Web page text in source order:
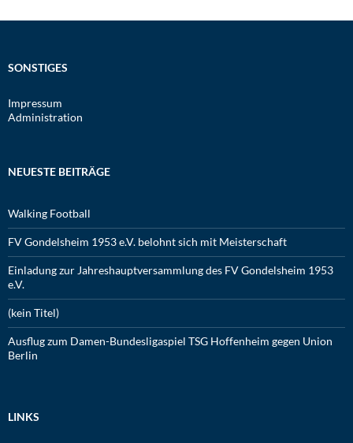
SONSTIGES
Impressum
Administration
NEUESTE BEITRÄGE
Walking Football
FV Gondelsheim 1953 e.V. belohnt sich mit Meisterschaft
Einladung zur Jahreshauptversammlung des FV Gondelsheim 1953
e.V.
(kein Titel)
Ausflug zum Damen-Bundesligaspiel TSG Hoffenheim gegen Union
Berlin
LINKS